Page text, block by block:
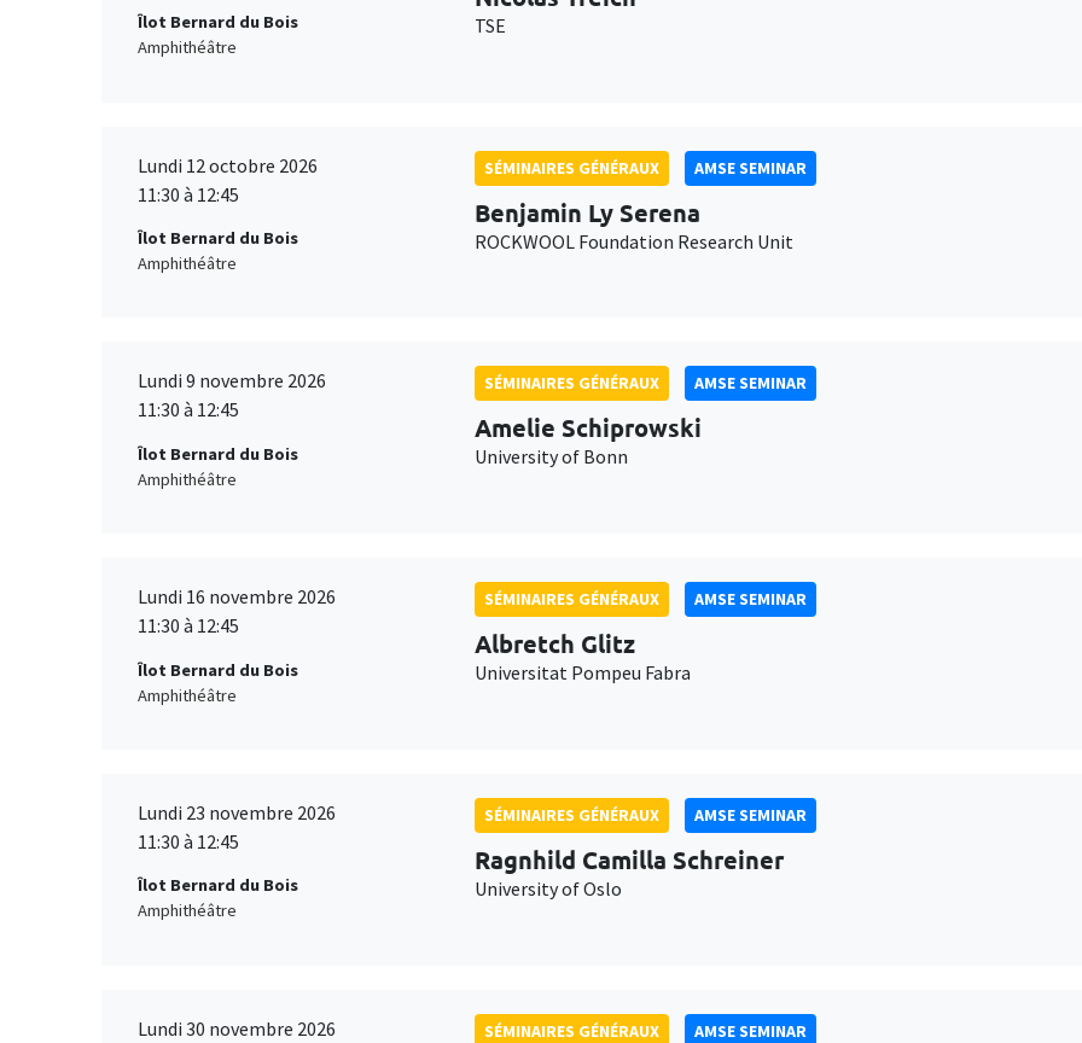
Îlot Bernard du Bois
Amphithéâtre
TSE
Lundi 12 octobre 2026
11:30 à 12:45
Îlot Bernard du Bois
Amphithéâtre
SÉMINAIRES GÉNÉRAUX AMSE SEMINAR
Benjamin Ly Serena
ROCKWOOL Foundation Research Unit
Lundi 9 novembre 2026
11:30 à 12:45
Îlot Bernard du Bois
Amphithéâtre
SÉMINAIRES GÉNÉRAUX AMSE SEMINAR
Amelie Schiprowski
University of Bonn
Lundi 16 novembre 2026
11:30 à 12:45
Îlot Bernard du Bois
Amphithéâtre
SÉMINAIRES GÉNÉRAUX AMSE SEMINAR
Albretch Glitz
Universitat Pompeu Fabra
Lundi 23 novembre 2026
11:30 à 12:45
Îlot Bernard du Bois
Amphithéâtre
SÉMINAIRES GÉNÉRAUX AMSE SEMINAR
Ragnhild Camilla Schreiner
University of Oslo
Lundi 30 novembre 2026
SÉMINAIRES GÉNÉRAUX AMSE SEMINAR